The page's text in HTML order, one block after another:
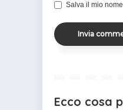
Salva il mio
Ecco cosa